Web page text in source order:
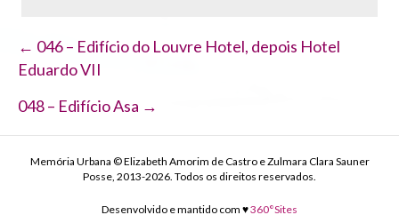
Navegação
de
Post
← 046 – Edifício do Louvre Hotel, depois Hotel
Eduardo VII
048 – Edifício Asa →
Memória Urbana © Elizabeth Amorim de Castro e Zulmara Clara Sauner
Posse, 2013-2026. Todos os direitos reservados.
Desenvolvido e mantido com ♥360°Sites